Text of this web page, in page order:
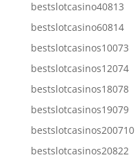
bestslotcasino40813
bestslotcasino60814
bestslotcasinos10073
bestslotcasinos12074
bestslotcasinos18078
bestslotcasinos19079
bestslotcasinos200710
bestslotcasinos20822